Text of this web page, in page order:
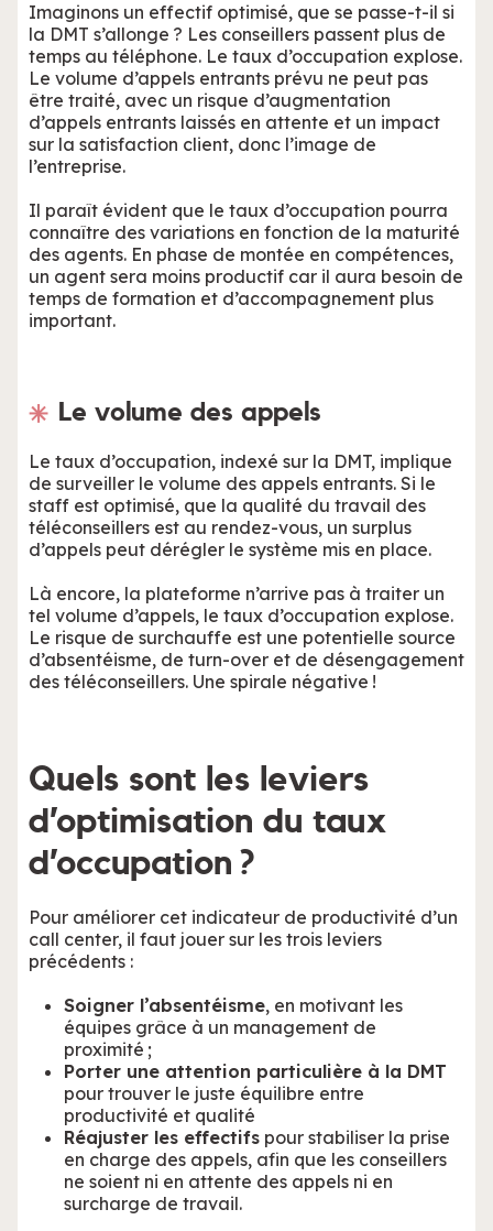
Imaginons un effectif optimisé, que se passe-t-il si
la DMT s’allonge ? Les conseillers passent plus de
temps au téléphone. Le taux d’occupation explose.
Le volume d’appels entrants prévu ne peut pas
être traité, avec un risque d’augmentation
d’appels entrants laissés en attente et un impact
sur la satisfaction client, donc l’image de
l’entreprise.
Il paraît évident que le taux d’occupation pourra
connaître des variations en fonction de la maturité
des agents. En phase de montée en compétences,
un agent sera moins productif car il aura besoin de
temps de formation et d’accompagnement plus
important.
Le volume des appels
Le taux d’occupation, indexé sur la DMT, implique
de surveiller le volume des appels entrants. Si le
staff est optimisé, que la qualité du travail des
téléconseillers est au rendez-vous, un surplus
d’appels peut dérégler le système mis en place.
Là encore, la plateforme n’arrive pas à traiter un
tel volume d’appels, le taux d’occupation explose.
Le risque de surchauffe est une potentielle source
d’absentéisme, de turn-over et de désengagement
des téléconseillers. Une spirale négative !
Quels sont les leviers
d’optimisation du taux
d’occupation ?
Pour améliorer cet indicateur de productivité d’un
call center, il faut jouer sur les trois leviers
précédents :
Soigner l’absentéisme, en motivant les
équipes grâce à un management de
proximité ;
Porter une attention particulière à la DMT
pour trouver le juste équilibre entre
productivité et qualité
Réajuster les effectifs pour stabiliser la prise
en charge des appels, afin que les conseillers
ne soient ni en attente des appels ni en
surcharge de travail.